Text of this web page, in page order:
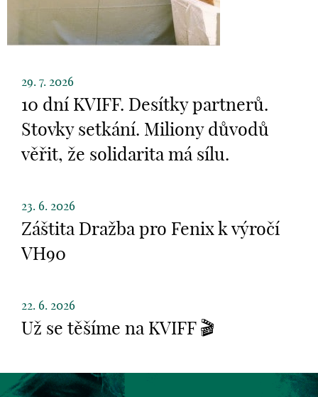
29. 7. 2026
10 dní KVIFF. Desítky partnerů.
Stovky setkání. Miliony důvodů
věřit, že solidarita má sílu.
23. 6. 2026
Záštita Dražba pro Fenix k výročí
VH90
22. 6. 2026
Už se těšíme na KVIFF 🎬